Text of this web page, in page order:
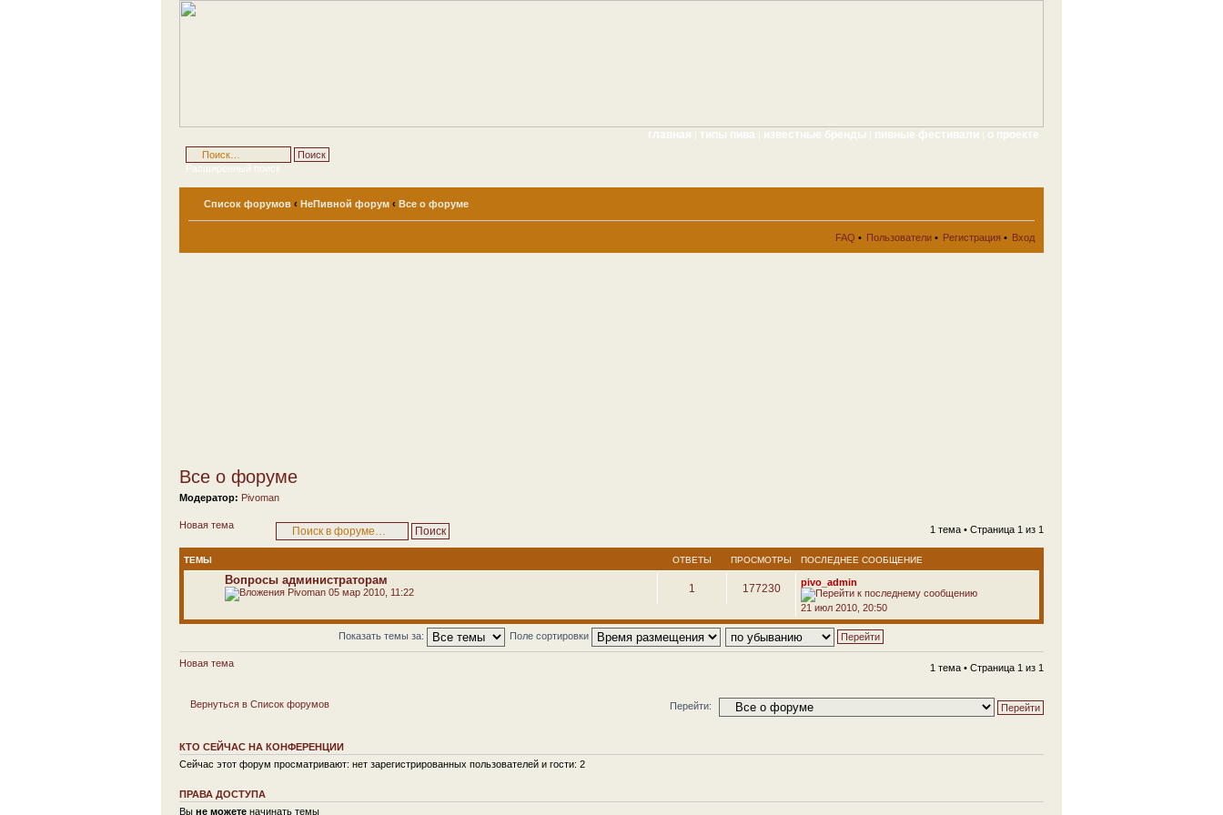
Расширенный поиск
главная типы пива известные бренды пивные фестивали о проекте
Список форумов ‹ НеПивной форум ‹ Все о форуме
FAQ • Пользователи • Регистрация • Вход
Все о форуме
Модератор: Pivoman
Новая тема 1 тема • Страница 1 из 1
ТЕМЫ ОТВЕТЫ ПРОСМОТРЫ ПОСЛЕДНЕЕ СООБЩЕНИЕ
Вопросы администраторам
Pivoman 05 мар 2010, 11:22 1 177230 pivo_admin
21 июл 2010, 20:50
Показать темы за: Поле сортировки
Новая тема 1 тема • Страница 1 из 1
Вернуться в Список форумов Перейти:
КТО СЕЙЧАС НА КОНФЕРЕНЦИИ
Сейчас этот форум просматривают: нет зарегистрированных пользователей и гости: 2
ПРАВА ДОСТУПА
Вы не можете начинать темы